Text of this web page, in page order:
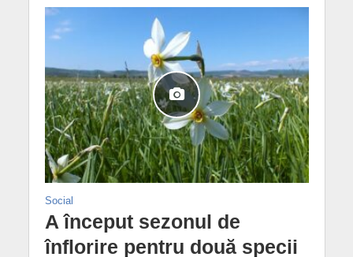
Social
A început sezonul de
înflorire pentru două specii